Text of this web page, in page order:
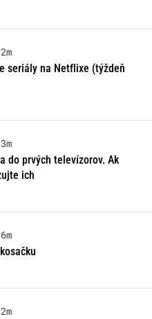
2m
seriály na Netflixe (týždeň
3m
do prvých televízorov. Ak
ich
6m
2m